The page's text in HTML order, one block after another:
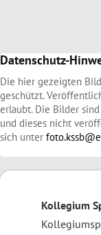
Datenschutz-
Die hier gezeigten
geschützt.
erlaubt. Die Bilder
und dieses nicht
sich unter
Kollegium